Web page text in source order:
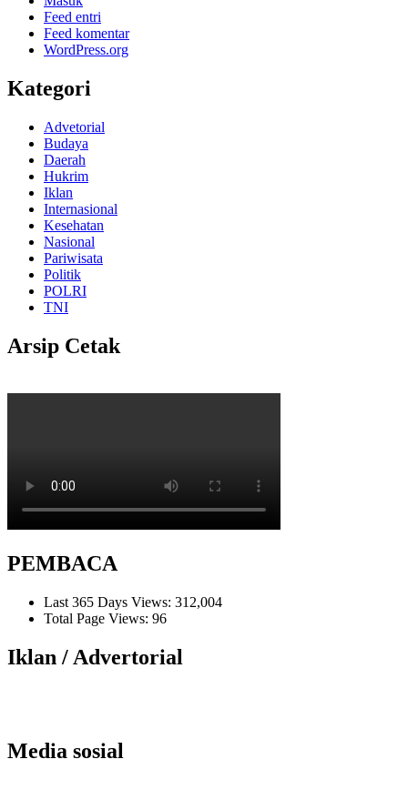
Feed entri
Feed komentar
WordPress.org
Kategori
Advetorial
Budaya
Daerah
Hukrim
Iklan
Internasional
Kesehatan
Nasional
Pariwisata
Politik
POLRI
TNI
Arsip Cetak
PEMBACA
Last 365 Days Views: 312,004
Total Page Views: 96
Iklan / Advertorial
Media sosial